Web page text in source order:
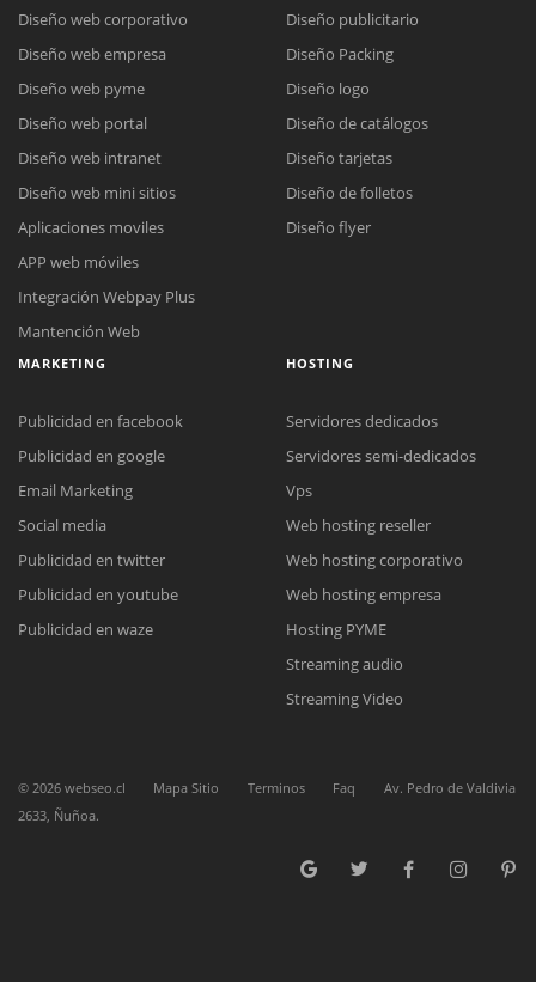
Reunión online
Nuestros ejecutivos le enviarán un correo electrónico con el enlace a
Meet para la reunión online.
Cotización
Complete el formulario y nos contactaremos a la brevedad.
Chat Online
para enviarnos un correo electrónico con sus datos personales.
Diseño web corporativo
Diseño web empresa
Diseño web pyme
Diseño web portal
Diseño web intranet
Diseño web mini sitios
Aplicaciones moviles
APP web móviles
Integración Webpay Plus
Mantención Web
Diseño publicitario
Diseño Packing
Diseño logo
Diseño de catálogos
Diseño tarjetas
Diseño de folletos
Diseño flyer
MARKETING
Publicidad en facebook
Publicidad en google
Email Marketing
Social media
Publicidad en twitter
Publicidad en youtube
Publicidad en waze
HOSTING
Servidores dedicados
Servidores semi-dedicados
Vps
Web hosting reseller
Web hosting corporativo
Web hosting empresa
Hosting PYME
Streaming audio
Streaming Video
© 2026 webseo.cl Mapa Sitio Terminos Faq
Av. Pedro de Valdivia
2633, Ñuñoa.